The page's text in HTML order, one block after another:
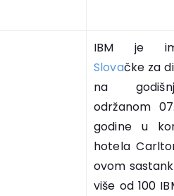
IBM je
Slovačke za
na
održanom
godine u
hotela
ovom
više od 100